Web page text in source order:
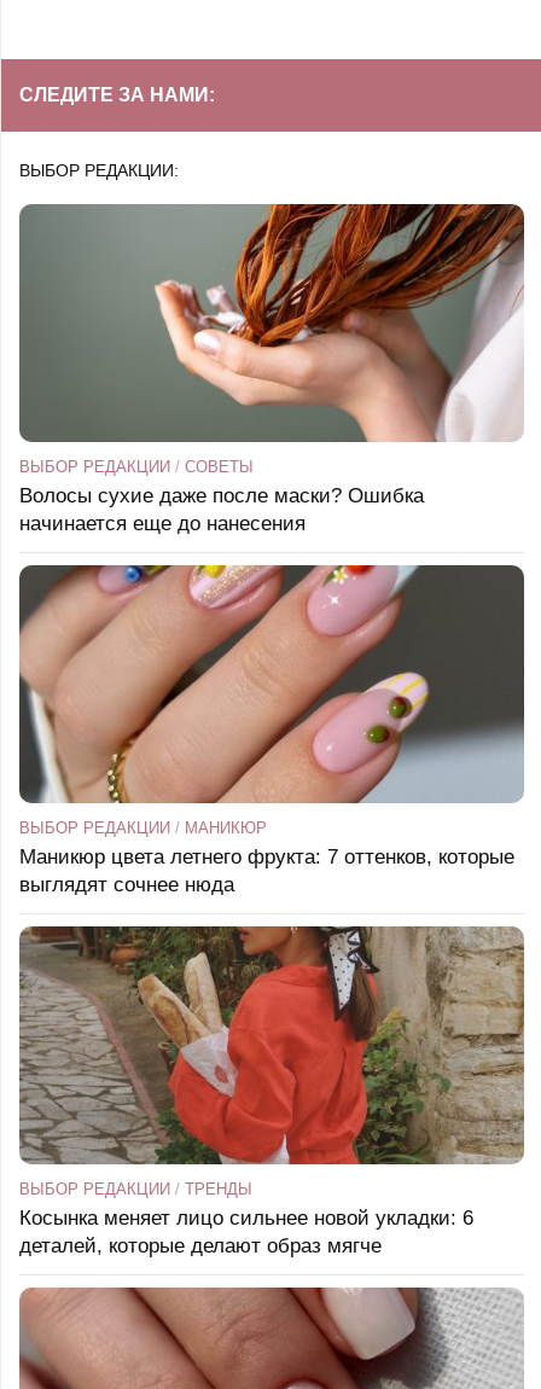
СЛЕДИТЕ ЗА НАМИ:
ВЫБОР РЕДАКЦИИ:
ВЫБОР РЕДАКЦИИ / СОВЕТЫ
Волосы сухие даже после маски? Ошибка
начинается еще до нанесения
ВЫБОР РЕДАКЦИИ / МАНИКЮР
Маникюр цвета летнего фрукта: 7 оттенков, которые
выглядят сочнее нюда
ВЫБОР РЕДАКЦИИ / ТРЕНДЫ
Косынка меняет лицо сильнее новой укладки: 6
деталей, которые делают образ мягче